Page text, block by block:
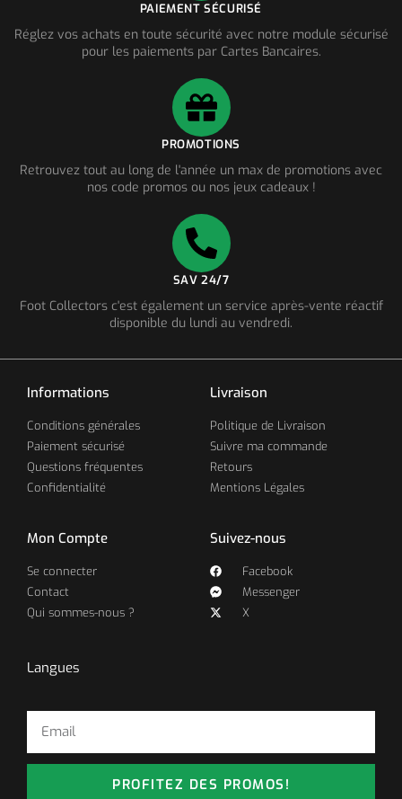
PAIEMENT SÉCURISÉ
Réglez vos achats en toute sécurité avec notre module sécurisé
pour les paiements par Cartes Bancaires.
PROMOTIONS
Retrouvez tout au long de l'année un max de promotions avec
nos code promos ou nos jeux cadeaux !
SAV 24/7
Foot Collectors c'est également un service après-vente réactif
disponible du lundi au vendredi.
Informations
Conditions générales
Paiement sécurisé
Questions fréquentes
Confidentialité
Livraison
Politique de Livraison
Suivre ma commande
Retours
Mentions Légales
Mon Compte
Se connecter
Contact
Qui sommes-nous ?
Suivez-nous
Facebook
Messenger
X
Langues
PROFITEZ DES PROMOS!